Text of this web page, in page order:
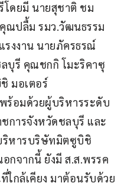
โดยมี นายสุชาติ ชม
ณปลื้ม รมว.วัฒนธรรม
รงงาน นายภัครธรณ์
บุรี คุณชกกิ โมะริคาซุ
มอเตอร์
ร้อมด้วยผู้บริหารระดับ
ชการจังหวัดชลบุรี และ
ริหารบริษัทมิตซูบิชิ
กจากนี้ ยังมี ส.ส.พรรค
กล้เคียง มาต้อนรับด้วย